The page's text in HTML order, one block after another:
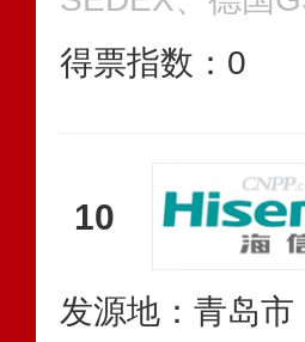
得票指数： 0
10
发源地：青岛市